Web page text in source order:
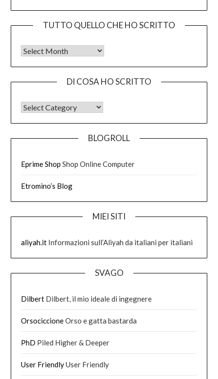
TUTTO QUELLO CHE HO SCRITTO
Tutto quello che ho scritto
DI COSA HO SCRITTO
DI COSA HO SCRITTO
BLOGROLL
Eprime Shop Shop Online Computer
Etromino’s Blog
MIEI SITI
aliyah.it Informazioni sull’Aliyah da italiani per italiani
SVAGO
Dilbert Dilbert, il mio ideale di ingegnere
OrsociccioneOrso e gatta bastarda
PhD Piled Higher & Deeper
User FriendlyUser Friendly